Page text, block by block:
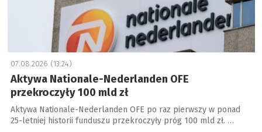
07.08.2026 (13:24)
Aktywa Nationale-Nederlanden OFE
przekroczyły 100 mld zł
Aktywa Nationale-Nederlanden OFE po raz pierwszy w ponad
25-letniej historii funduszu przekroczyły próg 100 mld zł. …